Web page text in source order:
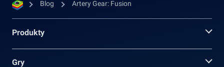
Blog Artery Gear: Fusion
Produkty
Gry